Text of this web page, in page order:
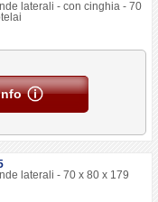
laterali - con cinghia - 70
laterali - 70 x 80 x 179